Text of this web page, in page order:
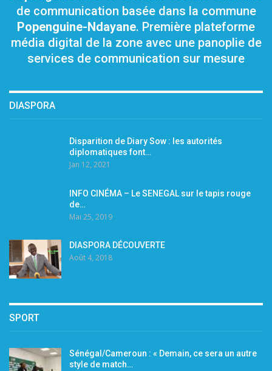
de communication basée dans la commune
Popenguine-Ndayane. Première plateforme
média digital de la zone avec une panoplie de
services de communication sur mesure
DIASPORA
Disparition de Diary Sow : les autorités
diplomatiques font…
Jan 12, 2021
INFO CINÉMA – Le SENEGAL sur le tapis rouge
de…
Mai 25, 2019
DIASPORA DÉCOUVERTE
Août 4, 2018
SPORT
Sénégal/Cameroun : « Demain, ce sera un autre
style de match…